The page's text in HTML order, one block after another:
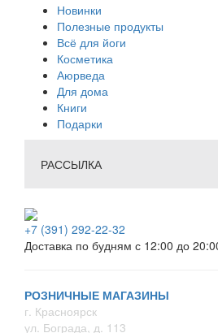
Новинки
Полезные продукты
Всё для йоги
Косметика
Аюрведа
Для дома
Книги
Подарки
РАССЫЛКА
+7 (391) 292-22-32
Доставка по будням с 12:00 до
РОЗНИЧНЫЕ МАГАЗИНЫ
г. Красноярск
ул. Бограда, д. 113